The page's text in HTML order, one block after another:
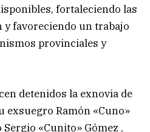
fortaleciendo las
y favoreciendo un trabajo
provinciales y
detenidos la exnovia de
exsuegro Ramón «Cuno»
«Cunito» Gómez ,